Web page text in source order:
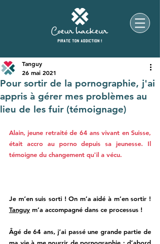
Pour sortir de la pornographie, j'ai
appris à gérer mes problèmes au
lieu de les fuir (témoignage)
Tanguy
26 mai 2021
Alain, jeune retraité de 64 ans vivant en Suisse,
était accro au porno depuis sa jeunesse. Il
témoigne du changement qu'il a vécu.
Tanguy m’a accompagné dans ce processus !
Âgé de 64 ans, j’ai passé une grande partie de